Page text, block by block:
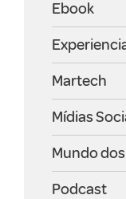
Ebook
Martech
Mídias
Mundo
Podcast